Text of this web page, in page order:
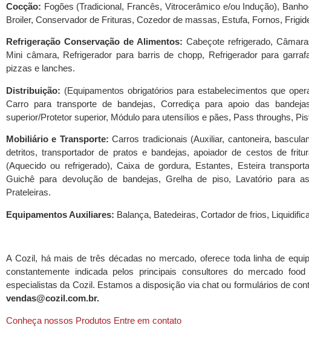
Cocção: Fogões (Tradicional, Francês, Vitrocerâmico e/ou Indução),
Broiler, Conservador de Frituras, Cozedor de massas, Estufa, Fornos,
Refrigeração Conservação de Alimentos: Cabeçote refrigerado,
Mini câmara, Refrigerador para barris de chopp, Refrigerador para
pizzas e lanches.
Distribuição: (Equipamentos obrigatórios para estabelecimentos que
Carro para transporte de bandejas, Corrediça para apoio das
superior/Protetor superior, Módulo para utensílios e pães, Pass throughs,
Mobiliário e Transporte: Carros tradicionais (Auxiliar, cantoneira,
detritos, transportador de pratos e bandejas, apoiador de cestos de
(Aquecido ou refrigerado), Caixa de gordura, Estantes, Esteira
Guichê para devolução de bandejas, Grelha de piso, Lavatório para
Prateleiras.
Equipamentos Auxiliares: Balança, Batedeiras, Cortador de frios,
A Cozil, há mais de três décadas no mercado, oferece toda linha de
constantemente indicada pelos principais consultores do mercado
especialistas da Cozil. Estamos a disposição via chat ou formulários de
vendas@cozil.com.br.
Conheça nossos Produtos Entre em contato